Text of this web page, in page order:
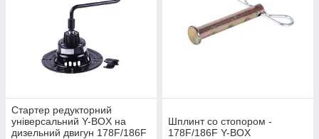
Стартер редукторний
універсальний Y-BOX на
дизельний двигун 178F/186F
Шплинт со стопором -
178F/186F Y-BOX